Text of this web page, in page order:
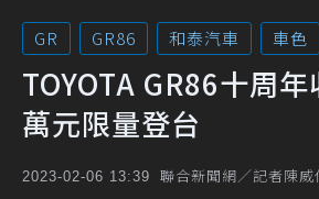
GR GR86 和泰汽車 車色
TOYOTA GR86十周
萬元限量登台
2023-02-06 13:39 聯合新聞網／記者陳